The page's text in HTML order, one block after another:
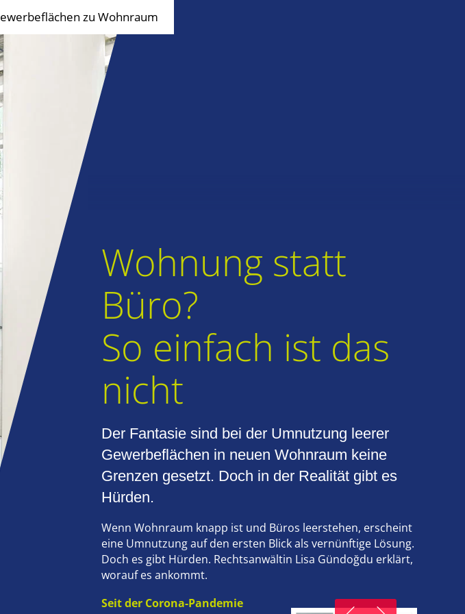
zu Wohnraum
Wohnung statt
Büro?
So einfach ist das
nicht
Der Fantasie sind bei der Umnutzung leerer
Gewerbeflächen in neuen Wohnraum keine
Grenzen gesetzt. Doch in der Realität gibt es
Hürden.
Wenn Wohnraum knapp ist und Büros leerstehen, erscheint
eine Umnutzung auf den ersten Blick als vernünftige Lösung.
Doch es gibt Hürden. Rechtsanwältin Lisa Gündoğdu erklärt,
worauf es ankommt.
Seit der Corona-Pandemie